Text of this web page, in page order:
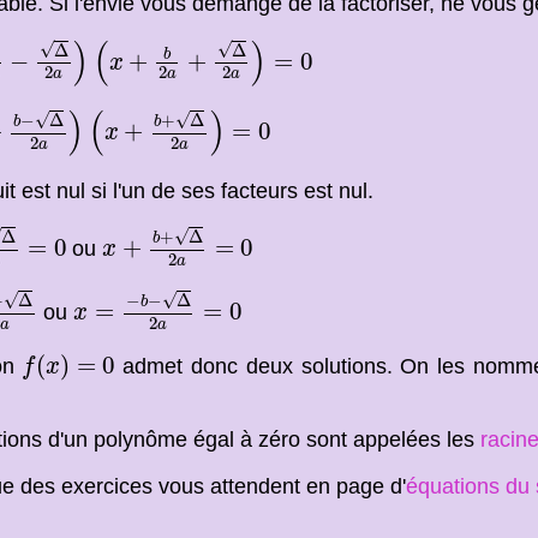
− √Δ
2a ) (x + b
2a + √Δ
2a ) = 0
a)( x b 0
b−√Δ
2a ) (x + b+√Δ
2a ) = 0
Δ a)( x b 2a =0
est nul si l'un de ses facteurs est nul.
Δ
= 0
2a
oux + b+√Δ
2a = 0
+ Δ 2a
√Δ
a
2a
oux = −b−√Δ
2a = 0
−Δ 2a=
f(x) = 0
f(x = admet donc deux solutions. On les
d'un polynôme égal à zéro sont appelées les
des exercices vous attendent en page d'équations du